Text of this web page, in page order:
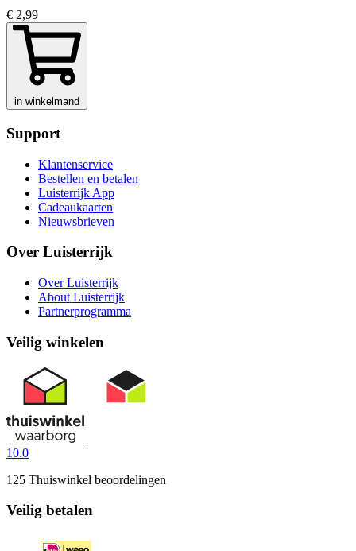
€ 2,99
in winkelmand
Support
Klantenservice
Bestellen en betalen
Luisterrijk App
Cadeaukaarten
Nieuwsbrieven
Over Luisterrijk
Over Luisterrijk
About Luisterrijk
Partnerprogramma
Veilig winkelen
10.0
125 Thuiswinkel beoordelingen
Veilig betalen